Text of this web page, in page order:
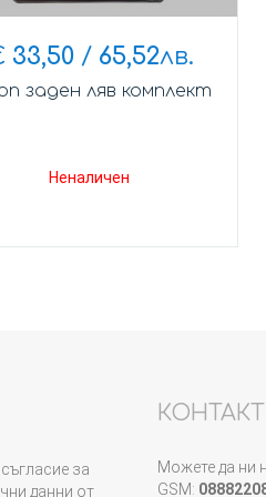
33,50/ 65,52лв.
заден ляв комплект
Неналичен
за
данни от
Можете да ни
GSM: